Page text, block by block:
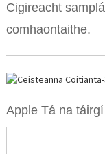
Cigireacht
comhaontaithe.
Apple Tá na